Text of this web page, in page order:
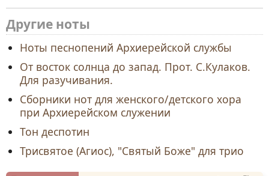
Другие ноты
Ноты песнопений Архиерейской службы
От восток солнца до запад. Прот. С.Кулаков.
Для разучивания.
Сборники нот для женского/детского хора
при Архиерейском служении
Тон деспотин
Трисвятое (Агиос), "Святый Боже" для трио